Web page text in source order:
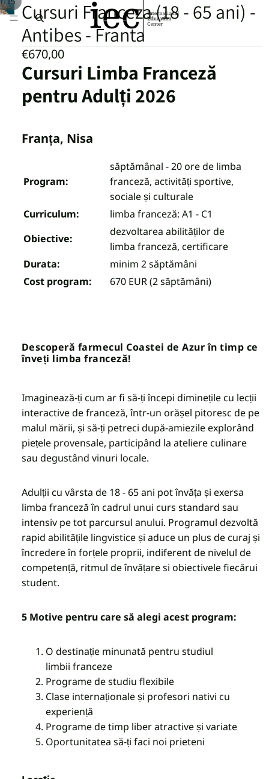
Cursuri Franceza (18 - 65 ani) -
Antibes - Franta
€670,00
Cursuri Limba Franceză
pentru Adulți 2026
Franța, Nisa
Program:
săptămânal - 20 ore de limba
franceză, activități sportive,
sociale și culturale
Curriculum:
limba franceză: A1 - C1
Obiective:
dezvoltarea abilităților de
limba franceză, certificare
Durata:
minim 2 săptămâni
Cost program:
670 EUR (2 săptămâni)
Descoperă farmecul Coastei de Azur în timp ce
înveți limba franceză!
Imaginează-ți cum ar fi să-ți începi diminețile cu lecții
interactive de franceză, într-un orășel pitoresc de pe
malul mării, și să-ți petreci după-amiezile explorând
piețele provensale, participând la ateliere culinare
sau degustând vinuri locale.
Adulții cu vârsta de 18 - 65 ani pot învăța și exersa
limba franceză în cadrul unui curs standard sau
intensiv pe tot parcursul anului. Programul dezvoltă
rapid abilitățile lingvistice și aduce un plus de curaj și
încredere în forțele proprii, indiferent de nivelul de
competență, ritmul de învățare si obiectivele fiecărui
student.
5 Motive pentru care să alegi acest program:
O destinație minunată pentru studiul
limbii franceze
Programe de studiu flexibile
Clase internaționale și profesori nativi cu
experiență
Programe de timp liber atractive și variate
Oportunitatea să-ți faci noi prieteni